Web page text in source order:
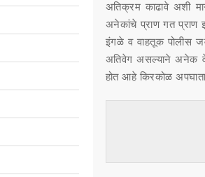
अतिक्रम काढावे अशी
अनेकांचे प्राण गत प्राण
इंगळे व वाहतूक पोलीस
अतिवेग असल्याने अनेक
होत आहे किरकोळ